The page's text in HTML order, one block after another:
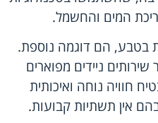
המים והחשמל.
בטבע, הם דוגמה נוספת.
ניידים מפוארים
חוויה נוחה ואיכותית
אין תשתיות קבועות.